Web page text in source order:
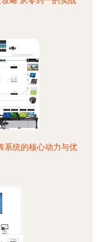
系统的核心动力与优